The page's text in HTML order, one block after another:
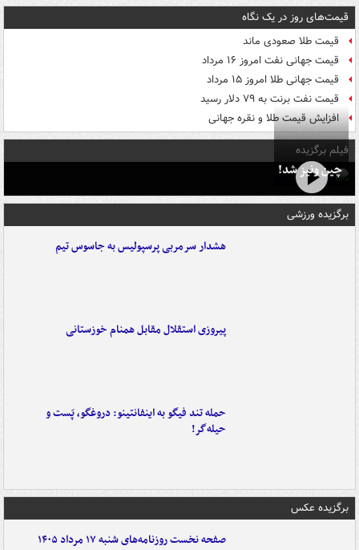
قیمت‌های روز در یک نگاه
قیمت طلا صعودی ماند
قیمت جهانی نفت امروز ۱۶ مرداد
قیمت جهانی طلا امروز ۱۵ مرداد
قیمت نفت برنت به ۷۹ دلار رسید
افزایش قیمت طلا و نقره جهانی
فیلم برگزیده
چین ونیز شد!
برگزیده ورزشی
هشدار سرمربی پرسپولیس به جاسوس تیم
پیروزی استقلال مقابل همنام خوزستانی
حمله تند فیگو به اینفانتینو: دروغگو، پَست‌ و
حیله‌گر!
برگزیده عکس
صفحه نخست روزنامه‌های شنبه ۱۷ مرداد ۱۴۰۵